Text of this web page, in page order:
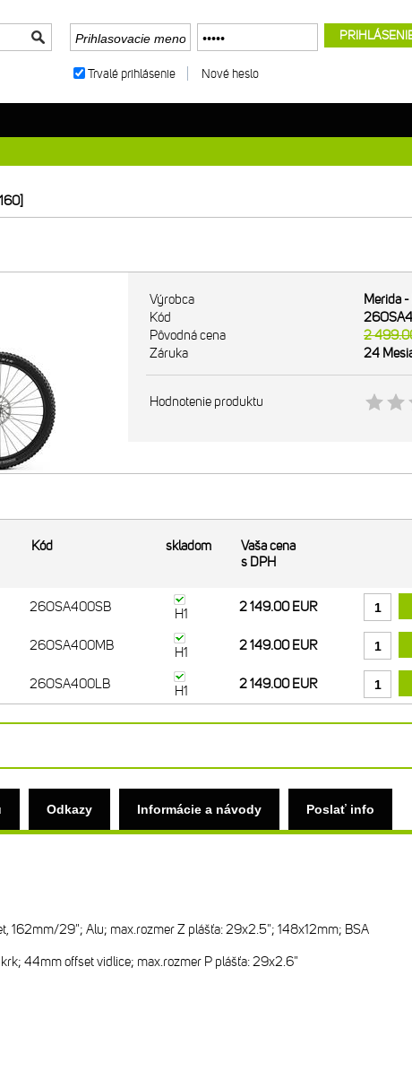
Výrobca
Merida
Kód
Pôvodná cena
2
Záruka
24
Hodnotenie produktu
Kód skladom
Vaša cena
s DPH
26OSA400SB H1 2 149.00 EUR
26OSA400MB H1 2 149.00 EUR
26OSA400LB H1 2 149.00 EUR
Odkazy Informácie a návody Poslať info
162mm/29"; Alu; max.rozmer Z plášťa: 29x2.5"; 148x12mm; BSA
44mm offset vidlice; max.rozmer P plášťa: 29x2.6"
Trvalé prihlásenie Nové heslo